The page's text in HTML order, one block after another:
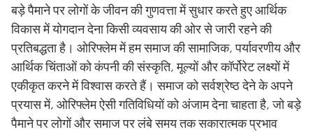
बड़े पैमाने पर लोगों के जीवन की गुणवत्ता में सुधार करते हुए आर्थिक
विकास में योगदान देना किसी व्यवसाय की ओर से जारी रहने की
प्रतिबद्धता है। ओरिफ्लेम में हम समाज की सामाजिक, पर्यावरणीय और
आर्थिक चिंताओं को कंपनी की संस्कृति, मूल्यों और कॉर्पोरेट लक्ष्यों में
एकीकृत करने में विश्वास करते हैं। समाज को सर्वश्रेष्ठ देने के अपने
प्रयास में, ओरिफ्लेम ऐसी गतिविधियों को अंजाम देना चाहता है, जो बड़े
पैमाने पर लोगों और समाज पर लंबे समय तक सकारात्मक प्रभाव